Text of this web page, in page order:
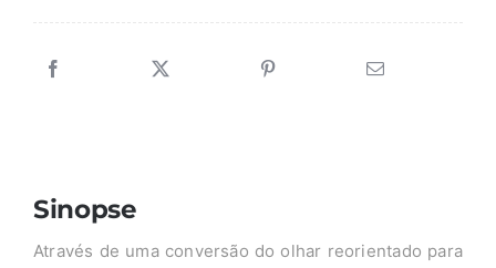
Sinopse
Através de uma conversão do olhar reorientado para